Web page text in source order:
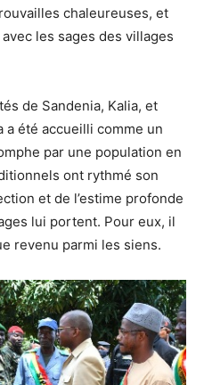
chaleureuses, et
les sages des villages
de Sandenia, Kalia, et
a été accueilli comme un
par une population en
ont rythmé son
et de l’estime profonde
lui portent. Pour eux, il
revenu parmi les siens.